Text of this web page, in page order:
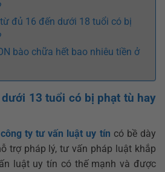
đủ 16 đến dưới 18 tuổi có bị
bào chữa hết bao nhiêu tiền ở
13 tuổi có bị phạt tù hay
công ty tư vấn luật uy tín có bề dày
trợ pháp lý, tư vấn pháp luật khắp
luật uy tín có thế mạnh và được